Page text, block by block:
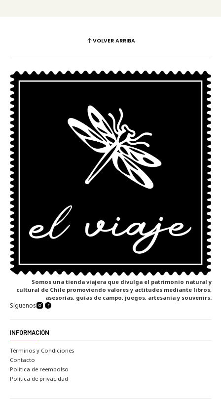
VOLVER ARRIBA
Somos una tienda viajera que divulga el patrimonio natural y
cultural de Chile promoviendo valores y actitudes mediante libros,
asesorías, guías de campo, juegos, artesanía y souvenirs.
Síguenos
INFORMACIÓN
Términos y Condiciones
Contacto
Política de reembolso
Política de privacidad